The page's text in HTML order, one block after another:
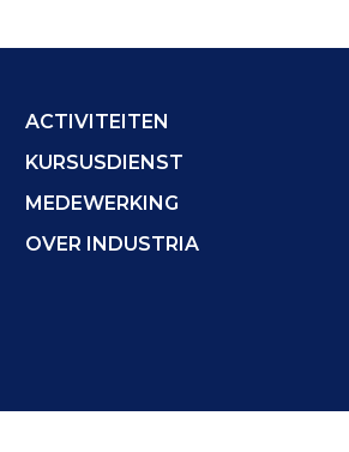
ACTIVITEITEN
KURSUSDIENST
MEDEWERKING
OVER INDUSTRIA